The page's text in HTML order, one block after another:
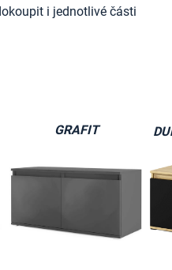
i jednotlivé části
GRAFIT